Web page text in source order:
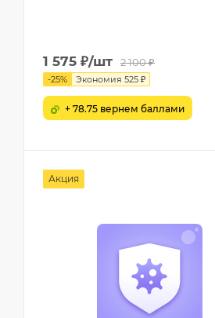
1 575 ₽/шт 2 100₽
-25% Экономия 525 ₽
+ 78.75 вернем баллами
Акция